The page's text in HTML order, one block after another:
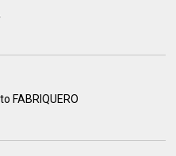
FABRIQUERO